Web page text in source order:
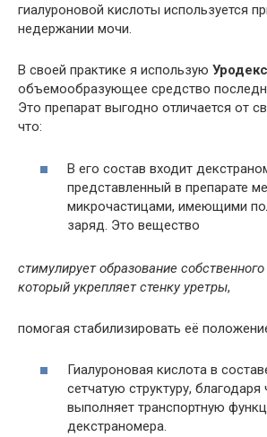
гиалуроновой кислоты используется
недержании мочи.
В своей практике я использую
объемообразующее средство
Это препарат выгодно отличается от
что:
В его состав входит
представленный в препарате
микрочастицами, имеющими
заряд. Это вещество
стимулирует образование собственного
который укрепляет стенку уретры,
помогая стабилизировать её
Гиалуроновая кислота в
сетчатую структуру, благодаря
выполняет транспортную
декстраномера.